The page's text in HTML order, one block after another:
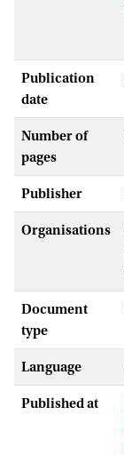
Publication
date
Number of
pages
Publisher
Organisations
Document
type
Language
Published at